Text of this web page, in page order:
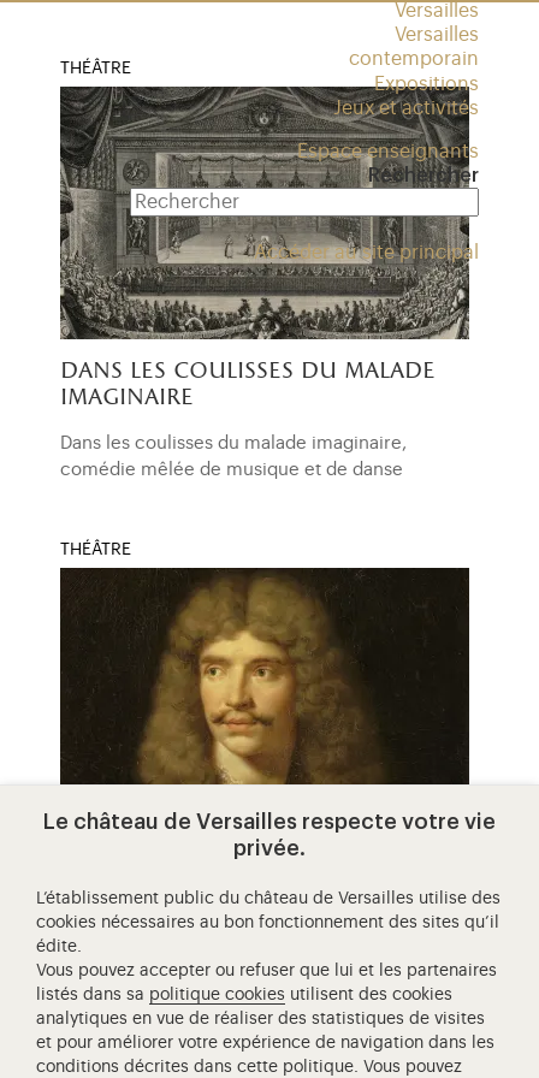
Versailles
Versailles
contemporain
Expositions
Jeux et activités
Espace enseignants
Rechercher
Accéder au site principal
THÉÂTRE
dans les coulisses du malade
imaginaire
Dans les coulisses du malade imaginaire,
comédie mêlée de musique et de danse
THÉÂTRE
Dramaturge, comédien, metteur en scène, chef
de troupe, Molière est ce que l'on appelle un
artiste complet.
Le château de Versailles respecte votre vie
privée.
L’établissement public du château de Versailles utilise des
cookies nécessaires au bon fonctionnement des sites qu’il
édite.
Vous pouvez accepter ou refuser que lui et les partenaires
listés dans sa politique cookies utilisent des cookies
analytiques en vue de réaliser des statistiques de visites
et pour améliorer votre expérience de navigation dans les
conditions décrites dans cette politique. Vous pouvez